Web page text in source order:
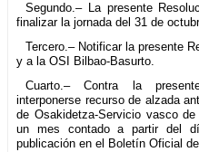
Segundo.– La presente
finalizar la jornada del 31 de
Tercero.– Notificar la presente
y a la OSI Bilbao-Basurto.
Cuarto.– Contra la
interponerse recurso de alzada
de Osakidetza-Servicio vasco
un mes contado a partir del
publicación en el Boletín Oficial